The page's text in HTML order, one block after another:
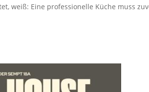
weiß: Eine professionelle Küche muss